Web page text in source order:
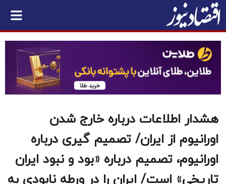
هشدار اطلاعات درباره خارج شدن
اورانیوم از ایران/ تصمیم گیری درباره
اورانیوم، تصمیم درباره «بود و نبود ایران
تاریخی» است/ ایران را در ورطه نابودی به